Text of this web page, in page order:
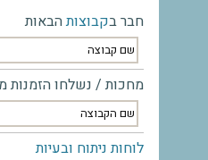
חבר בקבוצותהבאות
שם קבוצה
מחכות / נשלחו הזמנות
שם הקבוצה
לוחות ניתוח ובעיות